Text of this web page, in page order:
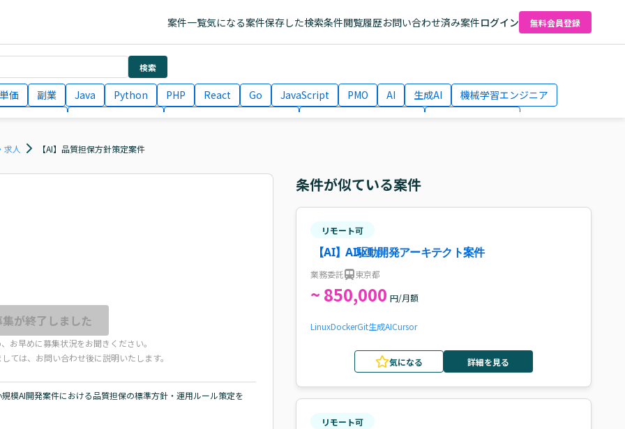
案件一覧気になる案件保存した検索条件閲覧履歴お問い合わせ済み案件ログイン 無料会員登録
検索
価 副業 Java Python PHP React Go JavaScript PMO AI 生成AI
機械学習エンジニア
月収100万円 業務委託
求人 【AI】品質担保方針策定案件
が終了しました
お早めに募集状況をお聞きください。
ては、お問い合わせ後に説明いたします。
模AI開発案件における品質担保の標準方針・運用ルール策定を
条件が似ている案件
リモート可
【AI】AI駆動開発アーキテクト案件
業務委託 東京都
~ 850,000 円/月額
LinuxDockerGit生成AICursor
気になる 詳細を見る
リモート可